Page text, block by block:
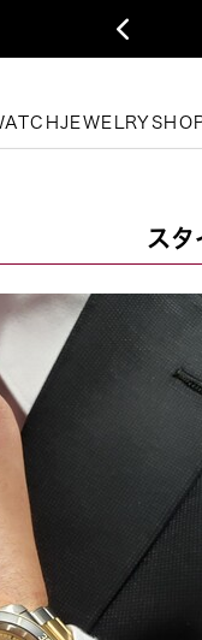

JEWELRY
スタ